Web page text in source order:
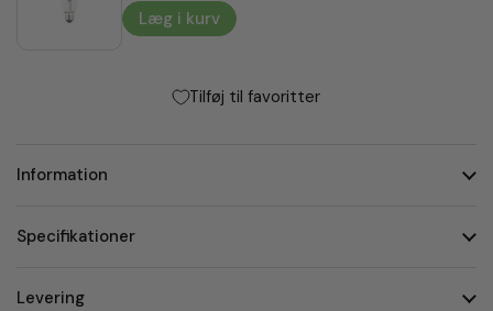
Læg i kurv
Tilføj til favoritter
Information
Specifikationer
Levering